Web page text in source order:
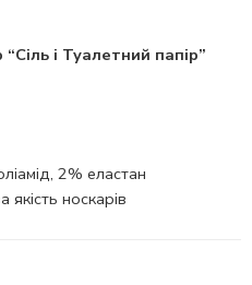
і Туалетний папір”
2% еластан
носкарів